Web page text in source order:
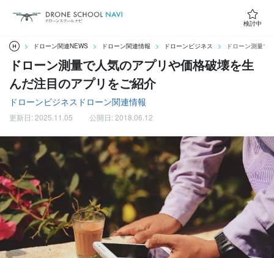
検討中
ドローン関連NEWS ドローン関連情報 ドローンビジネス ドローン測量で
ドローン測量で人気のアプリや価格破壊を生
んだ注目のアプリをご紹介
ドローンビジネス ドローン関連情報
更新日: 2025.11.05 公開日: 2018.06.12